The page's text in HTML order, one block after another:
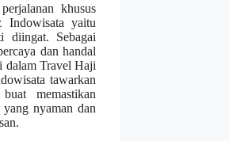
khusus
yaitu
diingat. Sebagai
dan handal
dalam Travel Haji
tawarkan
memastikan
yang nyaman dan